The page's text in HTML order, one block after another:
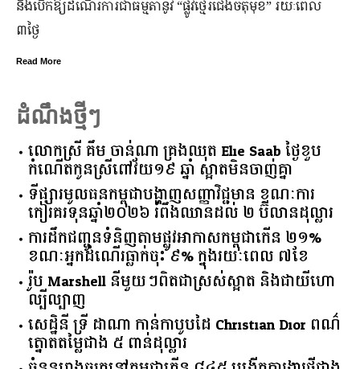
នឹងបើកឱ្យដំណើរការជាធម្មតានូវ “ផ្លូវថ្មើរជើងចតុមុខ” រយៈពេល
៣ថ្ងៃ
Read More
ដំណឹងថ្មីៗ
លោកស្រី គឹម ចាន់ណា គ្រងឈុត Elie Saab ថ្ងៃខួប
កំណើតកូនស្រីពៅវ័យ១៩ ឆ្នាំ ស្អាតមិនចាញ់គ្នា
ទីផ្សារ​មូលធន​កម្ពុជា​បង្ហាញ​សញ្ញា​វិជ្ជមាន​ ​ខណៈ​ការ​
កៀរគរ​ទុន​ឆ្នាំ​២០២៦​ ​រំពឹង​ឈានដល់​ ​២​ ​ប៊ីលាន​ដុល្លារ​
ការដឹកជញ្ជូនទំនិញតាមផ្លូវអាកាសកម្ពុជាកើន ២១%
ខណៈអ្នកដំណើរធ្លាក់ចុះ ៩% ក្នុងរយៈពេល ៧ខែ
រ៉ូប Marshell នីមួយៗពិតជាស្រស់ស្អាត និងជាយីហោ
ល្បីល្បាញ
សេដ្ឋិនី ទ្រី ដាណា កាន់កាបូបដៃ Christian Dior ពណ៌
ត្នោតតម្លៃជាង ៥ ពាន់ដុល្លារ